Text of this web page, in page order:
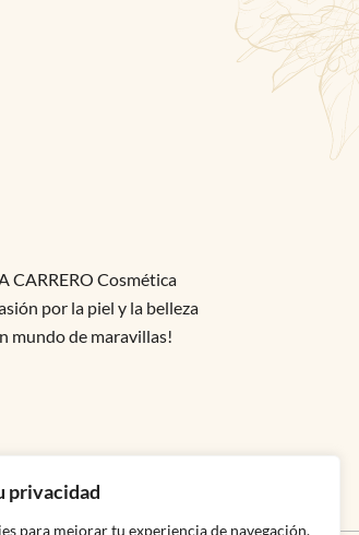
privacidad
para mejorar tu experiencia de navegación,
CARRERO Cosmética
por la piel y la belleza
mundo de maravillas!